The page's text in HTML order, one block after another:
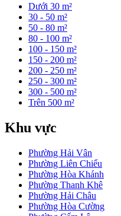
Dưới 30 m²
30 - 50 m²
50 - 80 m²
80 - 100 m²
100 - 150 m²
150 - 200 m²
200 - 250 m²
250 - 300 m²
300 - 500 m²
Trên 500 m²
Khu vực
Phường Hải Vân
Phường Liên Chiểu
Phường Hòa Khánh
Phường Thanh Khê
Phường Hải Châu
Phường Hòa Cường